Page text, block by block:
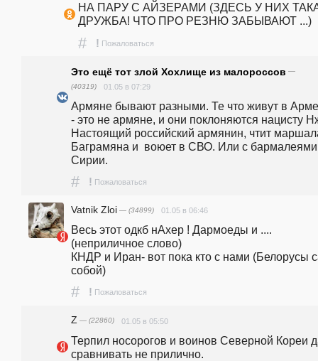
НА ПАРУ С АЙЗЕРАМИ (ЗДЕСЬ У НИХ
ДРУЖБА! ЧТО ПРО РЕЗНЮ ЗАБЫВАЮТ ...)
# ! Пожаловаться
Это ещё тот злой Хохлище из малороссов —
(40319)
01.05 в 07:29
Армяне бывают разными. Те что живут в
- это не армяне, и они поклоняются нацисту
Настоящий российский армянин, чтит
Баграмяна и  воюет в СВО. Или с
Сирии.
# ! Пожаловаться
Vatnik Zloi — (34899) 01.05 в 06:46
Весь этот одкб нАхер ! Дармоеды и ....
(неприличное слово)
КНДР и Иран- вот пока кто с нами (Белорусы
собой)
# ! Пожаловаться
Z — (22860) 01.05 в 05:50
Терпил носорогов и воинов Северной Кореи
сравнивать не прилично.